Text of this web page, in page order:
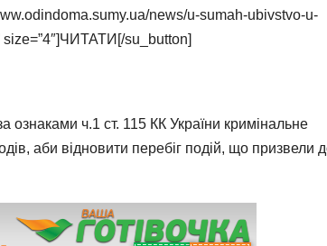
news/u-sumah-ubivstvo-u-
size=”4″]ЧИТАТИ[/su_button]
ознаками ч.1 ст. 115 КК України кримінальне
аби відновити перебіг подій, що призвели